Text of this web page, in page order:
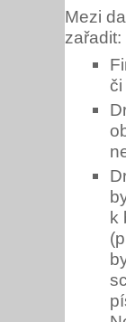
Mezi
zařadit:
či
k